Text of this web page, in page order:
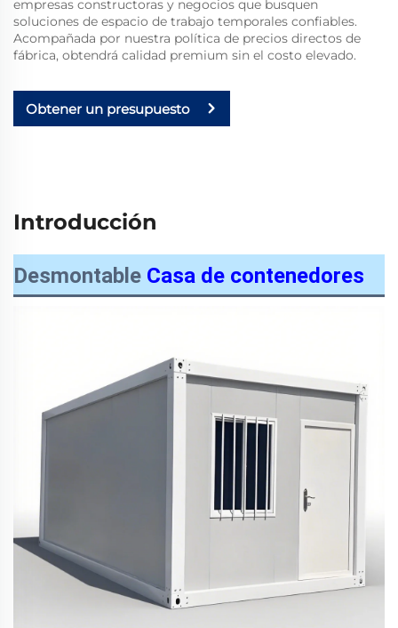
empresas constructoras y negocios que busquen
soluciones de espacio de trabajo temporales confiables.
Acompañada por nuestra política de precios directos de
fábrica, obtendrá calidad premium sin el costo elevado.
Obtener un presupuesto
Introducción
Desmontable Casa de contenedores